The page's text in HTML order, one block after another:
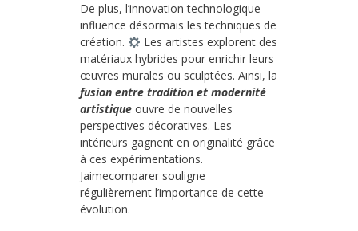
De plus, l’innovation technologique
influence désormais les techniques de
création.
Les artistes explorent des
matériaux hybrides pour enrichir leurs
œuvres murales ou sculptées. Ainsi, la
fusion entre tradition et modernité
artistique ouvre de nouvelles
perspectives décoratives. Les
intérieurs gagnent en originalité grâce
à ces expérimentations.
Jaimecomparer souligne
régulièrement l’importance de cette
évolution.